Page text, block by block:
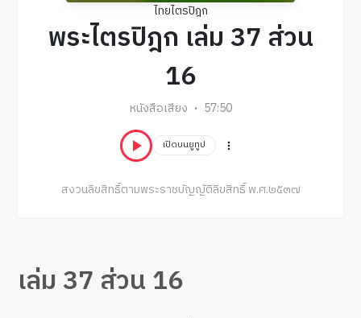
ไทยไตรปิฎก
พระไตรปิฎก เล่ม 37 ส่วน
16
หนังสือเสียง 57:50
เปิดบนยูทูป
สงวนลิขสิทธิ์ตามพระราชบัญญัติลิขสิทธิ์ พ.ศ.๒๕๓๗
เล่ม 37 ส่วน 16